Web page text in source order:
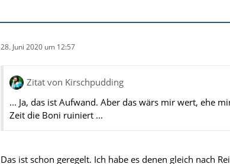
28. Juni 2020 um 12:57
Zitat von Kirschpudding
... Ja, das ist Aufwand. Aber das wärs mir wert, ehe
Zeit die Boni ruiniert ...
Das ist schon geregelt. Ich habe es denen gleich nach